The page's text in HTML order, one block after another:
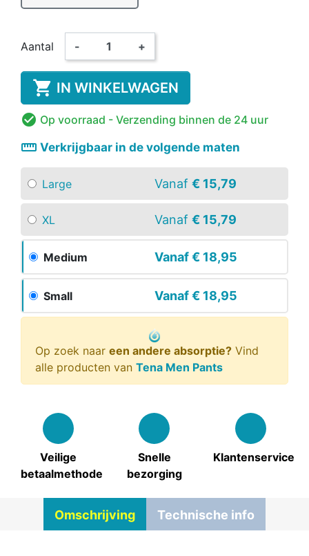
Aantal - +
 IN WINKELWAGEN
 Op voorraad - Verzending binnen de 24 uur
straighten Verkrijgbaar in de volgende maten
Large Vanaf € 15,79
XL Vanaf € 15,79
Medium Vanaf€ 18,95
Small Vanaf€ 18,95
Op zoek naar een andere absorptie? Vind
alle producten van Tena Men Pants
Veilige
betaalmethode
Snelle
bezorging
Klantenservice
Omschrijving Technische info